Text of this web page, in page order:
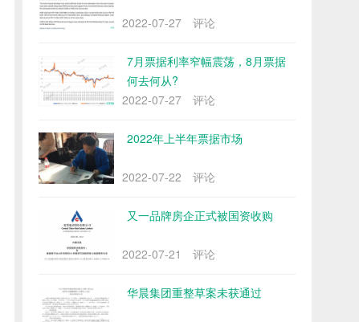
2022-07-27 评论
7月票据利率窄幅震荡，8月票据
何去何从?
2022-07-27
评论
2022年上半年票据市场
2022-07-22 评论
又一品牌房企正式被国资收购
2022-07-21 评论
华晨集团重整草案未获通过